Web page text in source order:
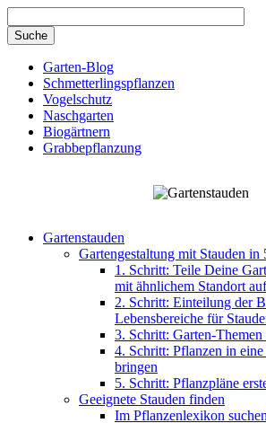
Garten-Blog
Schmetterlingspflanzen
Vogelschutz
Naschgarten
Biogärtnern
Grabbepflanzung
Gartenstauden
Gartengestaltung mit Stauden in
1. Schritt: Teile Deine
mit ähnlichem Standort auf
2. Schritt: Einteilung der
Lebensbereiche für
3. Schritt: Garten-Themen
4. Schritt: Pflanzen in
bringen
5. Schritt: Pflanzpläne
Geeignete Stauden finden
Im Pflanzenlexikon suchen